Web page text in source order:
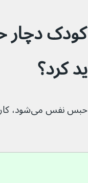
کودک
وقتی نوزاد یا